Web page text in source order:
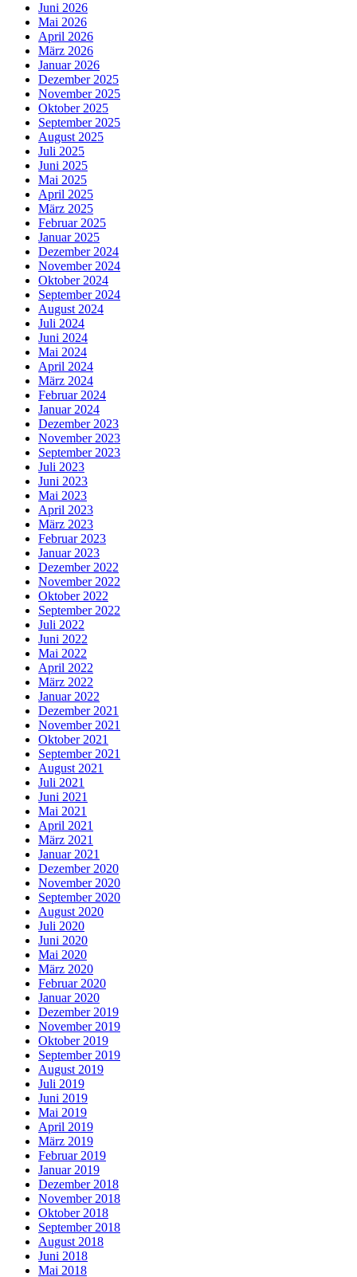
Juni 2026
Mai 2026
April 2026
März 2026
Januar 2026
Dezember 2025
November 2025
Oktober 2025
September 2025
August 2025
Juli 2025
Juni 2025
Mai 2025
April 2025
März 2025
Februar 2025
Januar 2025
Dezember 2024
November 2024
Oktober 2024
September 2024
August 2024
Juli 2024
Juni 2024
Mai 2024
April 2024
März 2024
Februar 2024
Januar 2024
Dezember 2023
November 2023
September 2023
Juli 2023
Juni 2023
Mai 2023
April 2023
März 2023
Februar 2023
Januar 2023
Dezember 2022
November 2022
Oktober 2022
September 2022
Juli 2022
Juni 2022
Mai 2022
April 2022
März 2022
Januar 2022
Dezember 2021
November 2021
Oktober 2021
September 2021
August 2021
Juli 2021
Juni 2021
Mai 2021
April 2021
März 2021
Januar 2021
Dezember 2020
November 2020
September 2020
August 2020
Juli 2020
Juni 2020
Mai 2020
März 2020
Februar 2020
Januar 2020
Dezember 2019
November 2019
Oktober 2019
September 2019
August 2019
Juli 2019
Juni 2019
Mai 2019
April 2019
März 2019
Februar 2019
Januar 2019
Dezember 2018
November 2018
Oktober 2018
September 2018
August 2018
Juni 2018
Mai 2018